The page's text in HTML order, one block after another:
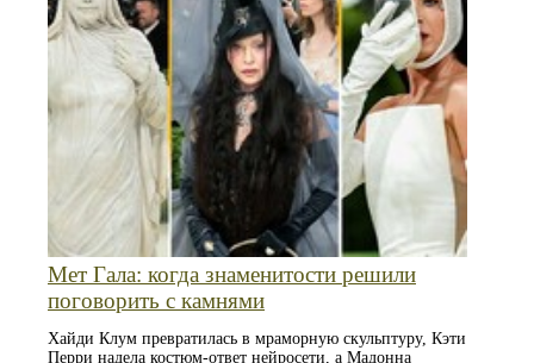
Мет Гала: когда знаменитости решили
поговорить с камнями
Хайди Клум превратилась в мраморную скульптуру, Кэти
Перри надела костюм-ответ нейросети, а Мадонна